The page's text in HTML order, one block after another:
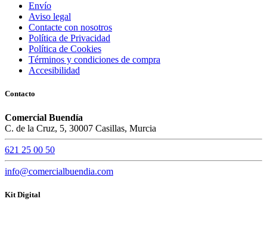
Envío
Aviso legal
Contacte con nosotros
Política de Privacidad
Política de Cookies
Términos y condiciones de compra
Accesibilidad
Contacto
Comercial Buendía
C. de la Cruz, 5, 30007 Casillas, Murcia
621 25 00 50
info@comercialbuendia.com
Kit Digital